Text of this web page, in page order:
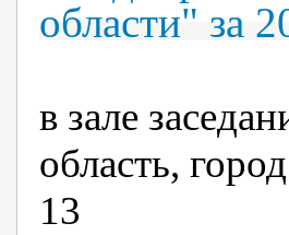
области" за
в зале
область,
13